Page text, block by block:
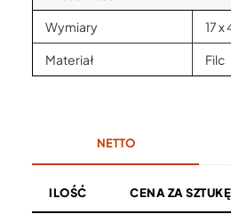
Wymiary 17 x
Materiał Filc
NETTO
ILOŚĆ CENA ZA SZTUKĘ